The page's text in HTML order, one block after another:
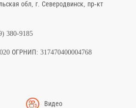
обл, г. Северодвинск, пр-кт
380-9185
ОГРНИП: 317470400004768
Видео